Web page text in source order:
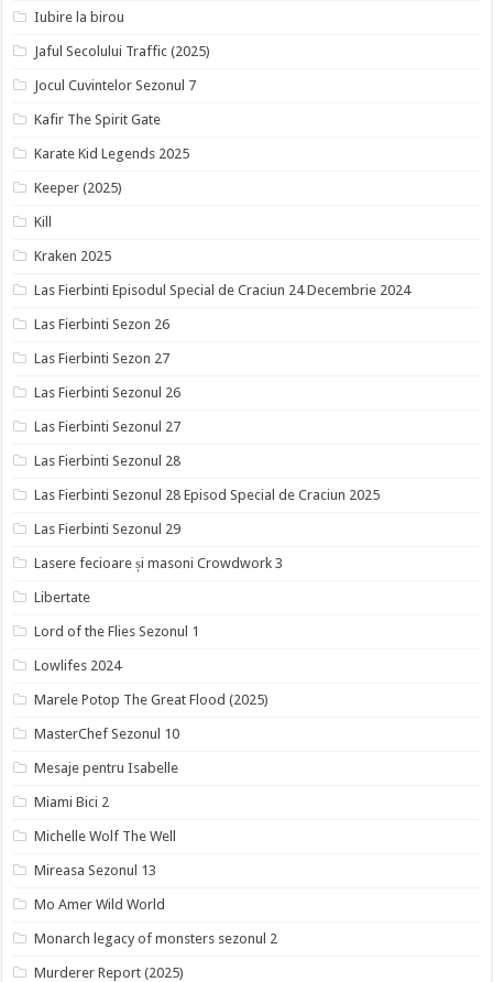
Iubire la birou
Jaful Secolului Traffic (2025)
Jocul Cuvintelor Sezonul 7
Kafir The Spirit Gate
Karate Kid Legends 2025
Keeper (2025)
Kill
Kraken 2025
Las Fierbinti Episodul Special de Craciun 24 Decembrie 2024
Las Fierbinti Sezon 26
Las Fierbinti Sezon 27
Las Fierbinti Sezonul 26
Las Fierbinti Sezonul 27
Las Fierbinti Sezonul 28
Las Fierbinti Sezonul 28 Episod Special de Craciun 2025
Las Fierbinti Sezonul 29
Lasere fecioare și masoni Crowdwork 3
Libertate
Lord of the Flies Sezonul 1
Lowlifes 2024
Marele Potop The Great Flood (2025)
MasterChef Sezonul 10
Mesaje pentru Isabelle
Miami Bici 2
Michelle Wolf The Well
Mireasa Sezonul 13
Mo Amer Wild World
Monarch legacy of monsters sezonul 2
Murderer Report (2025)